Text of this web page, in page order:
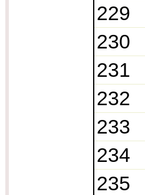
229
230
231
232
233
234
235